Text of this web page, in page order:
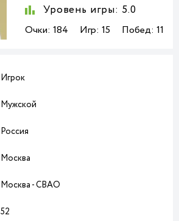
Уровень игры: 5.0
Очки: 184 Игр: 15 Побед: 11
Игрок
Мужской
Россия
Москва
Москва - СВАО
52